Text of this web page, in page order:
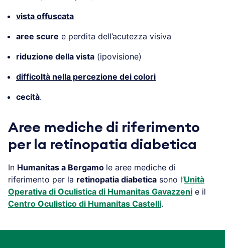
vista offuscata
aree scure e perdita dell’acutezza visiva
riduzione della vista (ipovisione)
difficoltà nella percezione dei colori
cecità.
Aree mediche di riferimento
per la retinopatia diabetica
In Humanitas a Bergamo le aree mediche di
riferimento per la retinopatia diabetica sono l’Unità
Operativa di Oculistica di Humanitas Gavazzeni e il
Centro Oculistico di Humanitas Castelli.